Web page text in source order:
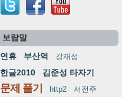
보람말
연휴 부산역 강재섭
한글2010 김준성 타자기
문제 풀기 http2
서전주